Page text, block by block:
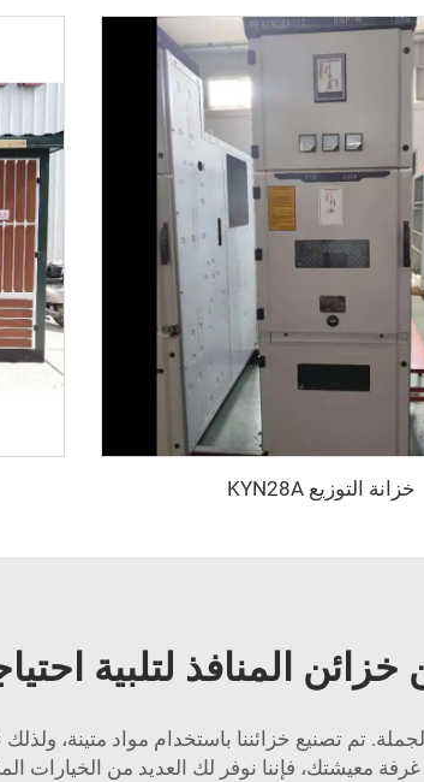
خزانة التوزيع KYN28A
المنافذ لتلبية
تم تصنيع خزائننا باستخدام مواد متينة،
فإننا نوفر لك العديد من الخيارات